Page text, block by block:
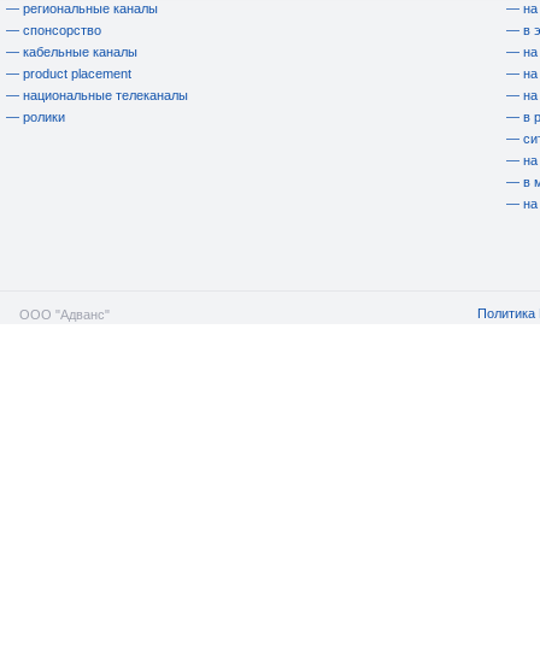
— региональные каналы
— спонсорство
— кабельные каналы
— product placement
— национальные телеканалы
— ролики
— на
— в
— на
— на
— на
— в
—
— на
— в
— на
ООО "Адванс" Политика